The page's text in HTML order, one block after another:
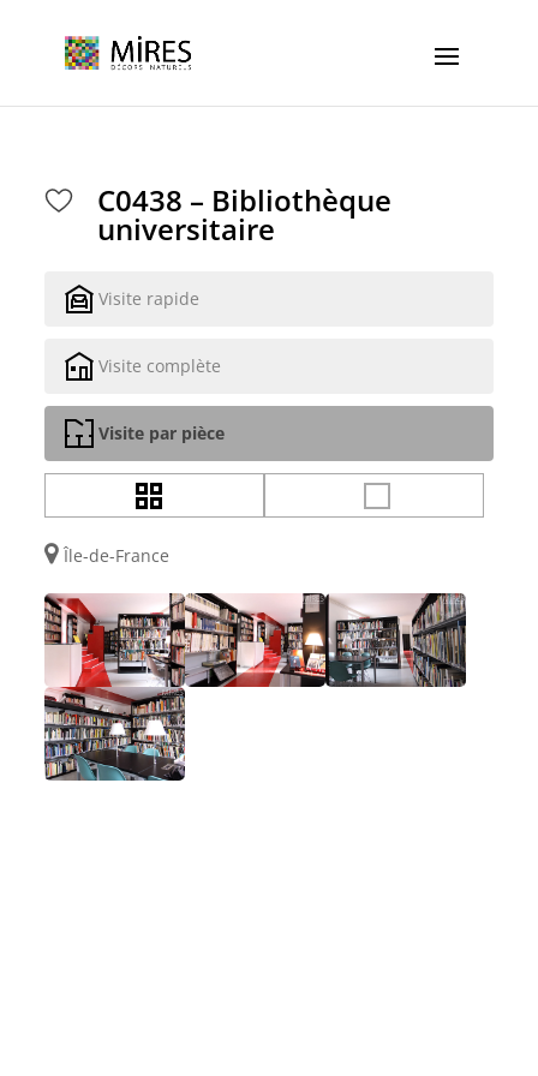
C0438 – Bibliothèque
universitaire
Visite rapide
Visite complète
Visite par pièce
Île-de-France